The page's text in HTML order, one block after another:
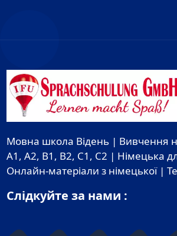
Мовна школа Відень | Вивчення
A1, A2, B1, B2, C1, C2 | Німецька
Онлайн-матеріали з німецької |
Слідкуйте за нами :